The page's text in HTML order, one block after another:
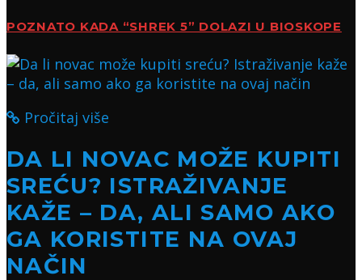
POZNATO KADA “SHREK 5” DOLAZI U BIOSKOPE
Pročitaj više
DA LI NOVAC MOŽE KUPITI
SREĆU? ISTRAŽIVANJE
KAŽE – DA, ALI SAMO AKO
GA KORISTITE NA OVAJ
NAČIN